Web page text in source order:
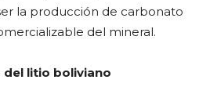
la producción de carbonato
del mineral.
del litio boliviano